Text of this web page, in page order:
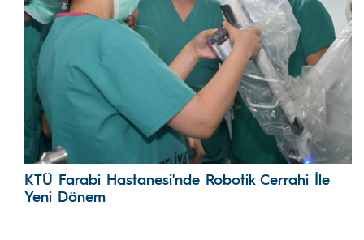
KTÜ Farabi Hastanesi'nde Robotik Cerrahi İle
Yeni Dönem